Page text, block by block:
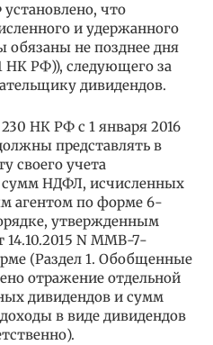
что
и удержанного
обязаны не позднее дня
НК РФ)), следующего за
дивидендов.
НК РФ с 1 января 2016
представлять в
своего учета
сумм НДФЛ, исчисленных
агентом по форме 6-
утвержденным
14.10.2015 N ММВ-7-
(Раздел 1. Обобщенные
отражение отдельной
дивидендов и сумм
в виде дивидендов